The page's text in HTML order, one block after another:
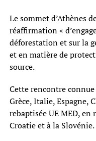
Le sommet d’Athènes
réaffirmation «
déforestation et sur la
et en matière de
source.
Cette rencontre
Grèce, Italie, Espagne,
rebaptisée UE MED,
Croatie et à la Slovénie.